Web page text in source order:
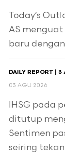
Today’s
AS
baru dengan
DAILY REPORT | 3
03 AGU 2026
IHSG pada
ditutup
Sentimen
seiring